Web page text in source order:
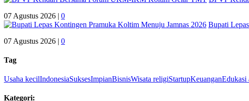
07 Agustus 2026 | 0
Bupati
07 Agustus 2026 | 0
Tag
Usaha kecilIndonesiaSuksesImpianBisnisWisata religiStartupKeuanganEdukasi
Kategori: